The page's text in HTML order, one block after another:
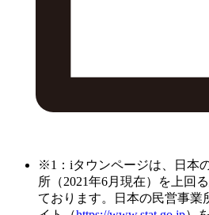
※1：iタウンページは、日本
所（2021年6月現在）を上回
ております。日本の民営事業